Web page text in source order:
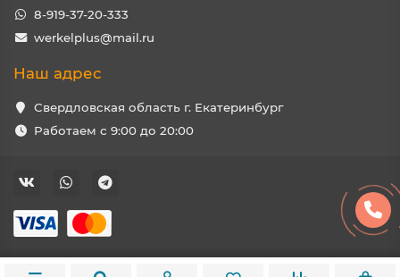
8-919-37-20-333
werkelplus@mail.ru
Наш адрес
Свердловская область г. Екатеринбург
Работаем с 9:00 до 20:00